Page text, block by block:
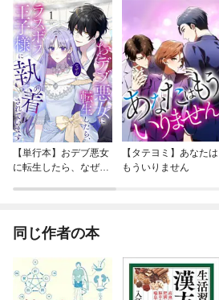
【単行本】おデブ悪女
に転生したら、なぜか
【タテヨミ】あなたは
もういりません
同じ作者の本